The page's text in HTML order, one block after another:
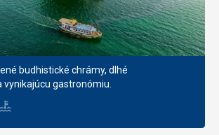
budhistické chrámy, dlhé
vynikajúcu gastronómiu.